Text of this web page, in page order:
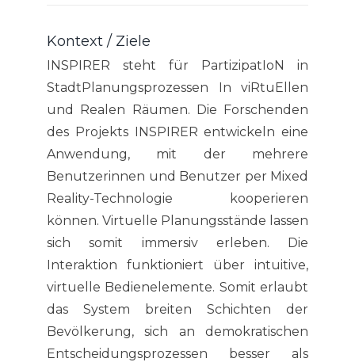
Kontext / Ziele
INSPIRER steht für PartizipatIoN in
StadtPlanungsprozessen In viRtuEllen
und Realen Räumen. Die Forschenden
des Projekts INSPIRER entwickeln eine
Anwendung, mit der mehrere
Benutzerinnen und Benutzer per Mixed
Reality-Technologie kooperieren
können. Virtuelle Planungsstände lassen
sich somit immersiv erleben. Die
Interaktion funktioniert über intuitive,
virtuelle Bedienelemente. Somit erlaubt
das System breiten Schichten der
Bevölkerung, sich an demokratischen
Entscheidungsprozessen besser als